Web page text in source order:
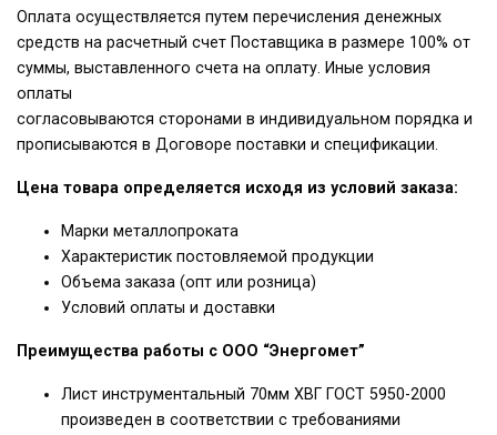
Оплата осуществляется путем перечисления денежных
средств на расчетный счет Поставщика в размере 100% от
суммы, выставленного счета на оплату. Иные условия
оплаты
согласовываются сторонами в индивидуальном порядка и
прописываются в Договоре поставки и спецификации.
Цена товара определяется исходя из условий заказа:
Марки металлопроката
Характеристик постовляемой продукции
Объема заказа (опт или розница)
Условий оплаты и доставки
Преимущества работы с ООО “Энергомет”
Лист инструментальный 70мм ХВГ ГОСТ 5950-2000
произведен в соответствии с требованиями